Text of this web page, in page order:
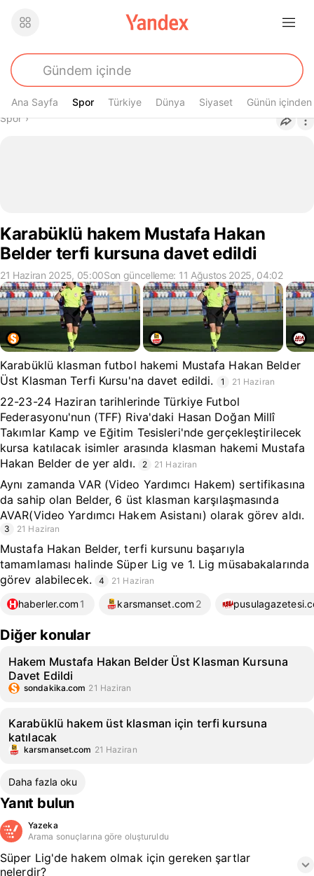
Ana Sayfa Spor
Spor Türkiye Dünya Siyaset Günün içinden
Buradasın
Spor›
Karabüklü hakem Mustafa Hakan
Belder terfi kursuna davet edildi
21 Haziran 2025, 05:00Son güncelleme: 11 Ağustos 2025, 04:02
Karabüklü klasman futbol hakemi Mustafa Hakan Belder
Üst Klasman Terfi Kursu'na davet edildi.
1 21 Haziran
22-23-24 Haziran tarihlerinde Türkiye Futbol
Federasyonu'nun (TFF) Riva'daki Hasan Doğan Millî
Takımlar Kamp ve Eğitim Tesisleri'nde gerçekleştirilecek
kursa katılacak isimler arasında klasman hakemi Mustafa
Hakan Belder de yer aldı.
2 21 Haziran
Aynı zamanda VAR (Video Yardımcı Hakem) sertifikasına
da sahip olan Belder, 6 üst klasman karşılaşmasında
AVAR(Video Yardımcı Hakem Asistanı) olarak görev aldı.
3 21 Haziran
Mustafa Hakan Belder, terfi kursunu başarıyla
tamamlaması halinde Süper Lig ve 1. Lig müsabakalarında
görev alabilecek.
4 21 Haziran
haberler.com 1 karsmanset.com 2
Diğer konular
Hakem Mustafa Hakan Belder Üst Klasman Kursuna
Davet Edildi
sondakika.com 21 Haziran
Karabüklü hakem üst klasman için terfi kursuna
katılacak
karsmanset.com 21 Haziran
Daha fazla oku
Yanıt bulun
Yazeka
Arama sonuçlarına göre oluşturuldu
Süper Lig'de hakem olmak için gereken şartlar
nelerdir?